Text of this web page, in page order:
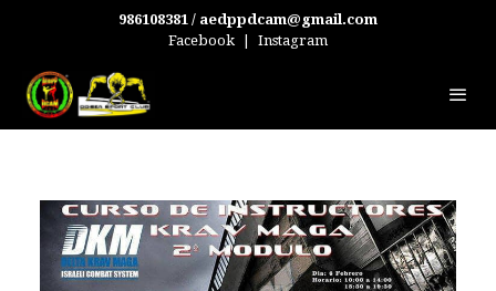
986108381 / aedppdcam@gmail.com
Facebook
Instagram